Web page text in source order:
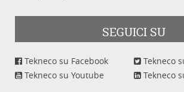
SEGUICI SU
Tekneco su Facebook
Tekneco
Tekneco su Youtube
Tekneco